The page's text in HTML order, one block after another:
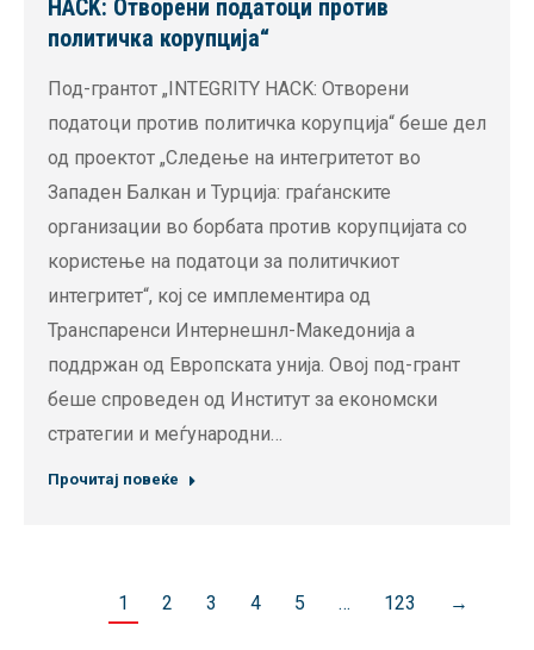
HACK: Отворени податоци против
политичка корупција“
Под-грантот „INTEGRITY HACK: Отворени
податоци против политичка корупција“ беше дел
од проектот „Следење на интегритетот во
Западен Балкан и Турција: граѓанските
организации во борбата против корупцијата со
користење на податоци за политичкиот
интегритет“, кој се имплементира од
Транспаренси Интернешнл-Македонија а
поддржан од Европската унија. Овој под-грант
беше спроведен од Институт за економски
стратегии и меѓународни…
Прочитај повеќе
1 2 3 4 5 … 123 →